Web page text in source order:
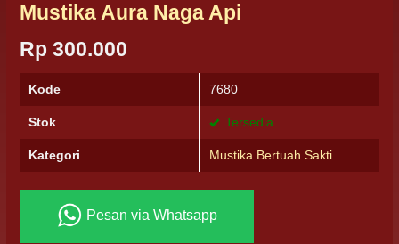
Mustika Aura Naga Api
Rp 300.000
Kode 7680
Stok Tersedia
Kategori Mustika Bertuah Sakti
Pesan via Whatsapp